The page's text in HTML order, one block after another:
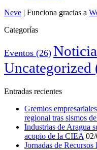
Neve | Funciona gracias a
Categorías
Eventos (26)
Uncategorized
Entradas recientes
Gremios
regional tras sismos
Industrias de Aragua
acopio de la CIEA
Jornadas de